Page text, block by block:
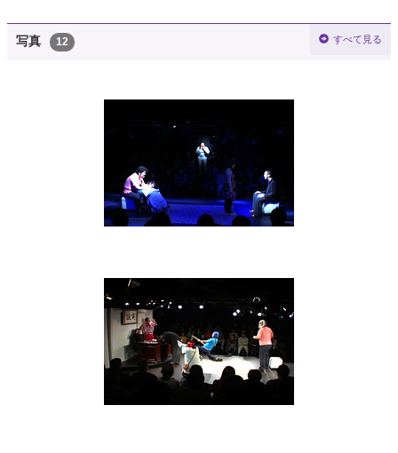
写真 12 すべて見る